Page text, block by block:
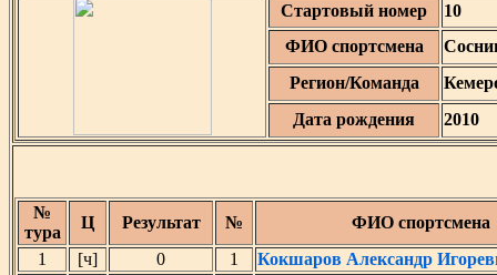
Стартовый номер
10
ФИО спортсмена
Регион/Команда
Дата рождения
2010
№
тура
Ц Результат №
ФИО спортсмена
1
[ч] 0 1
Кокшаров Александр